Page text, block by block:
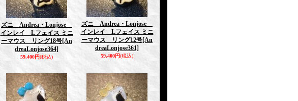
ズニ Andrea・Lonjose
インレイ Lフェイス ミニ
ーマウス リング18号[An
dreaLonjose364]
59,400円(税込)
ズニ Andrea・Lonjose
インレイ Lフェイス ミニ
ーマウス リング12号[An
dreaLonjose361]
59,400円(税込)